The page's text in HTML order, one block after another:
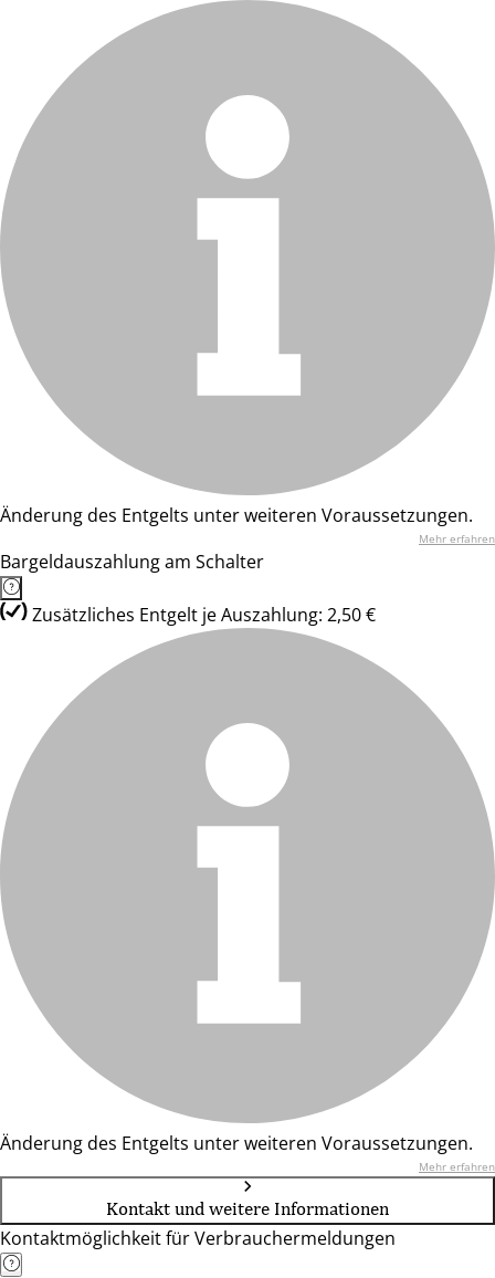
Änderung des Entgelts unter weiteren Voraussetzungen.
Mehr erfahren
Bargeldauszahlung am Schalter
Zusätzliches Entgelt je Auszahlung: 2,50 €
Änderung des Entgelts unter weiteren Voraussetzungen.
Mehr erfahren
Kontakt und weitere Informationen
Kontaktmöglichkeit für Verbrauchermeldungen